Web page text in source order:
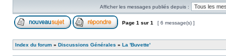
Afficher les messages publiés depuis :
Page 1 sur 1 [ 6 message(s) ]
Index du forum » Discussions Générales » La 'Buvette'